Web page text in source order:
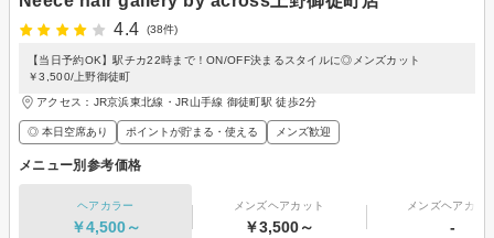
4.4
(38件)
【当日予約OK】駅チカ22時まで！ON/OFF決まるスタイルに◎メンズカット
￥3,500/上野御徒町
アクセス：JR京浜東北線・JR山手線 御徒町駅 徒歩2分
◎ 本日空席あり ポイントが貯まる・使える メンズ歓迎
メニュー別参考価格
ヘアカラー
￥4,500～
メンズヘアカット
￥3,500～
メンズヘアカラ
-